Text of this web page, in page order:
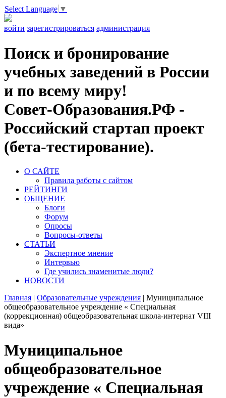
Select Language ▼
войти зарегистрироваться администрация
Поиск и бронирование
учебных заведений в России
и по всему миру!
Совет-Образования.РФ -
Российский стартап проект
(бета-тестирование).
О САЙТЕ
Правила работы с сайтом
РЕЙТИНГИ
ОБЩЕНИЕ
Блоги
Форум
Опросы
Вопросы-ответы
СТАТЬИ
Экспертное мнение
Интервью
Где учились знаменитые люди?
НОВОСТИ
Главная | Образовательные учреждения | Муниципальное
общеобразовательное учреждение « Специальная
(коррекционная) общеобразовательная школа-интернат VIII
вида»
Муниципальное
общеобразовательное
учреждение « Специальная